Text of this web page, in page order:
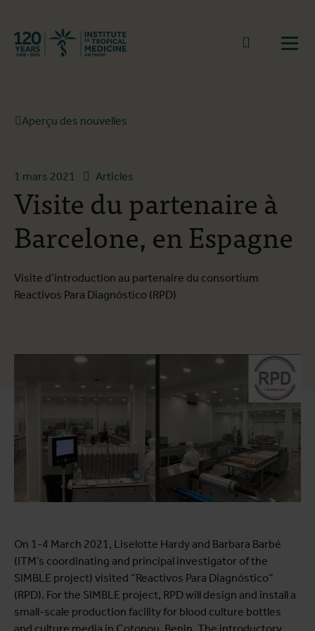
Retourner à la page d'accueil
go to
Aperçu des nouvelles
1 mars 2021 Articles
Visite du partenaire à
Barcelone, en Espagne
Visite d’introduction au partenaire du consortium
Reactivos Para Diagnóstico (RPD)
On 1-4 March 2021, Liselotte Hardy and Barbara Barbé
(ITM’s coordinating and principal investigator of the
SIMBLE project) visited “Reactivos Para Diagnóstico”
(RPD). For the SIMBLE project, RPD will design and install a
small-scale production facility for blood culture bottles
and culture media in Cotonou, Benin. The introductory